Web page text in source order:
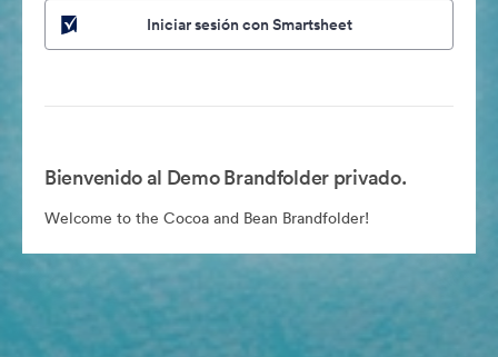
Iniciar sesión con Smartsheet
Bienvenido al Demo Brandfolder privado.
Welcome to the Cocoa and Bean Brandfolder!